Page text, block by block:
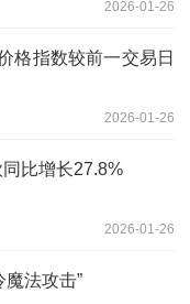
2026-01-26
格指数较前一交易日
2026-01-26
比增长27.8%
2026-01-26
魔法攻击”